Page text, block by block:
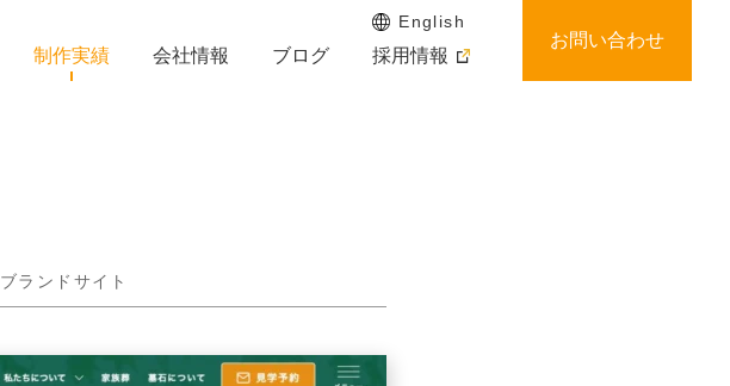
制作実績 会社情報 ブログ 採用情報
お問い合わせ
English
ブランドサイト